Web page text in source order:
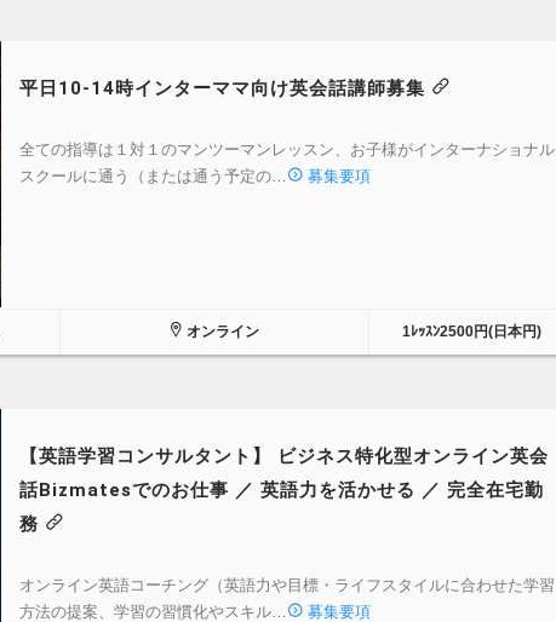
平日10-14時インターママ向け英会話講師募集
全ての指導は１対１のマンツーマンレッスン、お子様がインターナショナル
スクールに通う（または通う予定の…
募集要項
オンライン 1ﾚｯｽﾝ2500円(日本円)
【英語学習コンサルタント】 ビジネス特化型オンライン英会
話Bizmatesでのお仕事 ／ 英語力を活かせる ／ 完全在宅勤
務
オンライン英語コーチング（英語力や目標・ライフスタイルに合わせた学習
方法の提案、学習の習慣化やスキル…
募集要項